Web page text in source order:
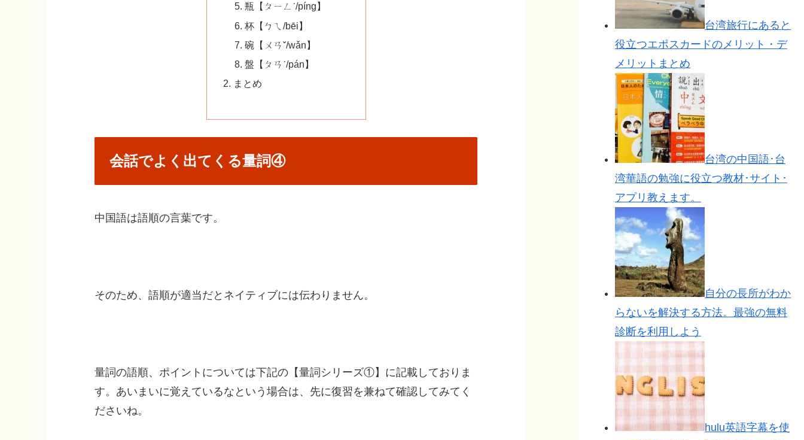
瓶【ㄆㄧㄥˊ/píng】
杯【ㄅㄟ/bēi】
碗【ㄨㄢˇ/wǎn】
盤【ㄆㄢˊ/pán】
まとめ
会話でよく出てくる量詞④
中国語は語順の言葉です。
そのため、語順が適当だとネイティブには伝わりません。
量詞の語順、ポイントについては下記の【量詞シリーズ①】に記載しておりま
す。あいまいに覚えているなという場合は、先に復習を兼ねて確認してみてく
ださいね。
台湾旅行にあると
役立つエポスカードのメリット・デ
メリットまとめ
台湾の中国語･台
湾華語の勉強に役立つ教材･サイト･
アプリ教えます。
自分の長所がわか
らないを解決する方法。最強の無料
診断を利用しよう
hulu英語字幕を使